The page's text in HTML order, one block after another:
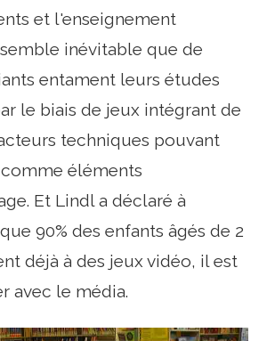
et l'enseignement
inévitable que de
entament leurs études
le biais de jeux intégrant de
techniques pouvant
éléments
Et Lindl a déclaré à
90% des enfants âgés de 2
déjà à des jeux vidéo, il est
avec le média.